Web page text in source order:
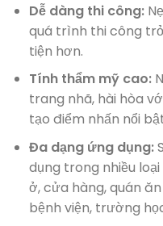
Dễ dàng thi công:
quá trình thi công
tiện hơn.
Tính thẩm mỹ cao:
trang nhã, hài hòa
tạo điểm nhấn nổi
Đa dạng ứng dụng:
dụng trong nhiều
ở, cửa hàng, quán
bệnh viện, trường